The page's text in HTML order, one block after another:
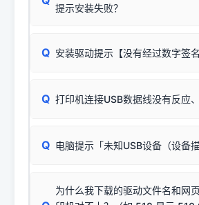
提示安装失败？
由于本站驱动包集成了32位和64位
✔
（
窗口去
Q 安装驱动提示【没有经过数字签
往往会弹出此类提示。
系统（如 Win10/Win11 最新版
致安装失败。请尝试以下方案：
容，而非文件安全性问题。
Q 打印机连接USB数据线没有反应
首先确认打印机电源已开启，
供电不足极易导致识别失败）；
Q 电脑提示「未知USB设备（设备
查硬件连接：
为什么我下载的驱动文件名和网